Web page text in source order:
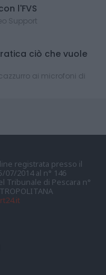
l'FVS
Support
ciò che vuole
ai microfoni di
registrata presso il
07/2014 al n° 146
Tribunale di Pescara n°